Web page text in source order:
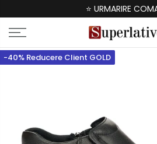
⭐ URMARIRE
-40% Reducere Client GOLD